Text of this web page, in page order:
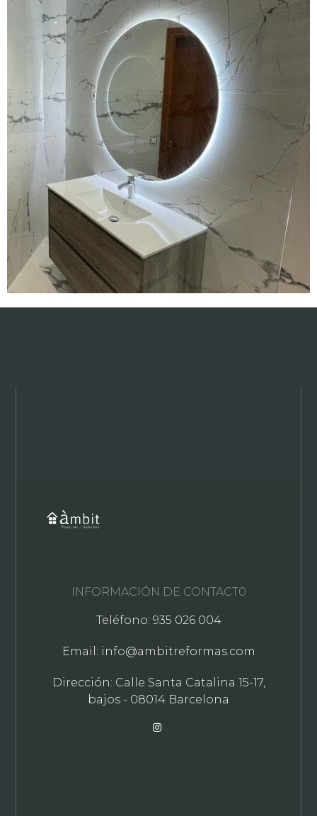
INFORMACIÓN DE CONTACT0
Teléfono: 935 026 004
Email: info@ambitreformas.com
Dirección: Calle Santa Catalina 15-17,
bajos - 08014 Barcelona